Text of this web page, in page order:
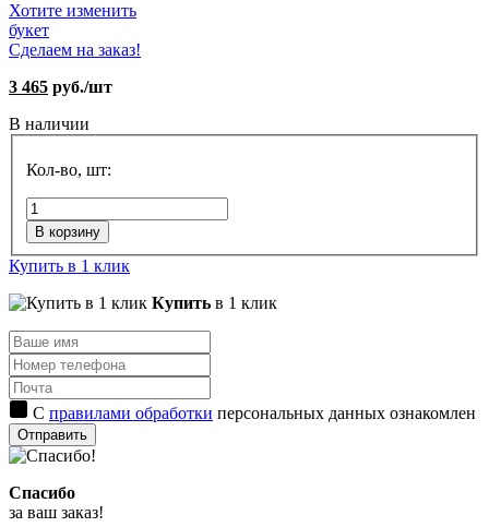
Хотите изменить
букет
Сделаем на заказ!
3 465 руб./шт
В наличии
Кол-во, шт:
В корзину
Купить в 1 клик
Купить в 1 клик
С правилами обработки персональных данных ознакомлен
Отправить
Спасибо
за ваш заказ!